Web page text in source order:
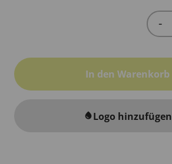
-
In den Warenkorb
water_dropLogo hinzufügen